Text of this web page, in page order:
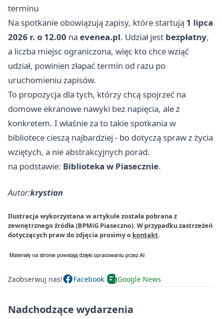
terminu
Na spotkanie obowiązują zapisy, które startują 1 lipca
2026 r. o 12.00 na evenea.pl. Udział jest bezpłatny,
a liczba miejsc ograniczona, więc kto chce wziąć
udział, powinien złapać termin od razu po
uruchomieniu zapisów.
To propozycja dla tych, którzy chcą spojrzeć na
domowe ekranowe nawyki bez napięcia, ale z
konkretem. I właśnie za to takie spotkania w
bibliotece cieszą najbardziej - bo dotyczą spraw z życia
wziętych, a nie abstrakcyjnych porad.
na podstawie: Biblioteka w Piasecznie.
Autor:krystian
Ilustracja wykorzystana w artykule została pobrana z
zewnętrznego źródła (BPMiG Piaseczno). W przypadku zastrzeżeń
dotyczących praw do zdjęcia prosimy o kontakt.
Zaobserwuj nas! Facebook Google News
Nadchodzące wydarzenia